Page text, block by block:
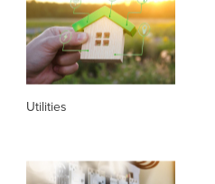
Utilities